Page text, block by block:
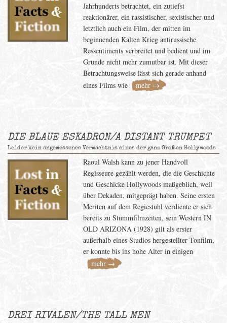
Jahrhunderts betrachtet, ein zutiefst
reaktionärer, ein rassistischer, sexistischer und
letztlich auch ein Film, der mitten im
beginnenden Kalten Krieg antirussische
Ressentiments verbreitet und bedient und im
Grunde nicht mehr zumutbar ist. Mit dieser
Betrachtungsweise lässt sich gerade anhand
eines Films wie
mehr →
DIE BLAUE ESKADRON/A DISTANT TRUMPET
Leider kein angemessenes Vermächtnis eines der ganz Großen Hollywoods
Raoul Walsh kann zu jener Handvoll
Regisseure gezählt werden, die die Geschichte
und Geschicke Hollywoods maßgeblich, weil
über Dekaden, mitgeprägt haben. Seine ersten
Meriten auf dem Regiestuhl verdiente er sich
bereits zu Stummfilmzeiten, sein Western IN
OLD ARIZONA (1928) gilt als erster
außerhalb eines Studios hergestellter Tonfilm,
er konnte bis ins hohe Alter in einigen
mehr →
DREI RIVALEN/THE TALL MEN